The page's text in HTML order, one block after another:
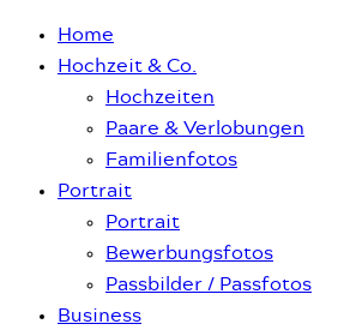
Home
Hochzeit & Co.
Hochzeiten
Paare & Verlobungen
Familienfotos
Portrait
Portrait
Bewerbungsfotos
Passbilder / Passfotos
Business